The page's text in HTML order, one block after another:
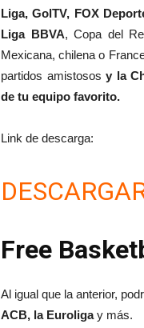
Liga, GolTV, FOX
Liga BBVA, Copa del
Mexicana, chilena o
partidos amistososy la
de tu equipo favorito.
Link de descarga:
Free
Al igual que la anterior,
ACB, la Euroligay más.